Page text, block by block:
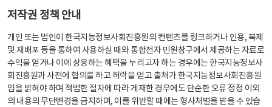
저작권 정책 안내
개인 또는 법인이 한국지능정보사회진흥원의 컨텐츠를 링크하거나 인용, 복제
및 재배포 등을 통하여 사용하실 때와 통합전자 민원창구에서 제공하는 자료로
수익을 얻거나 이에 상응하는 혜택을 누리고자 하는 경우에는 한국지능정보사
회진흥원과 사전에 협의를 하고 허락을 얻고 출처가 한국지능정보사회진흥원
임을 밝혀야 하며 적법한 절차에 따라 게재한 경우에도 단순한 오류 정정 이외
의 내용의 무단변경을 금지하며, 이를 위반할 때에는 형사처벌을 받을 수 있습